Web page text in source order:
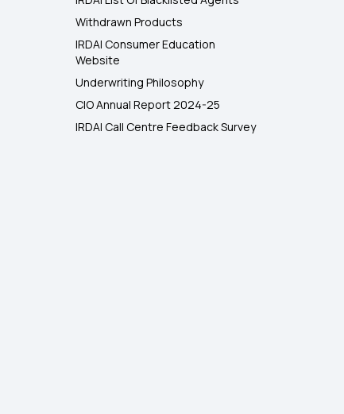
Withdrawn Products
IRDAI Consumer Education
Website
Underwriting Philosophy
CIO Annual Report 2024-25
IRDAI Call Centre Feedback Survey